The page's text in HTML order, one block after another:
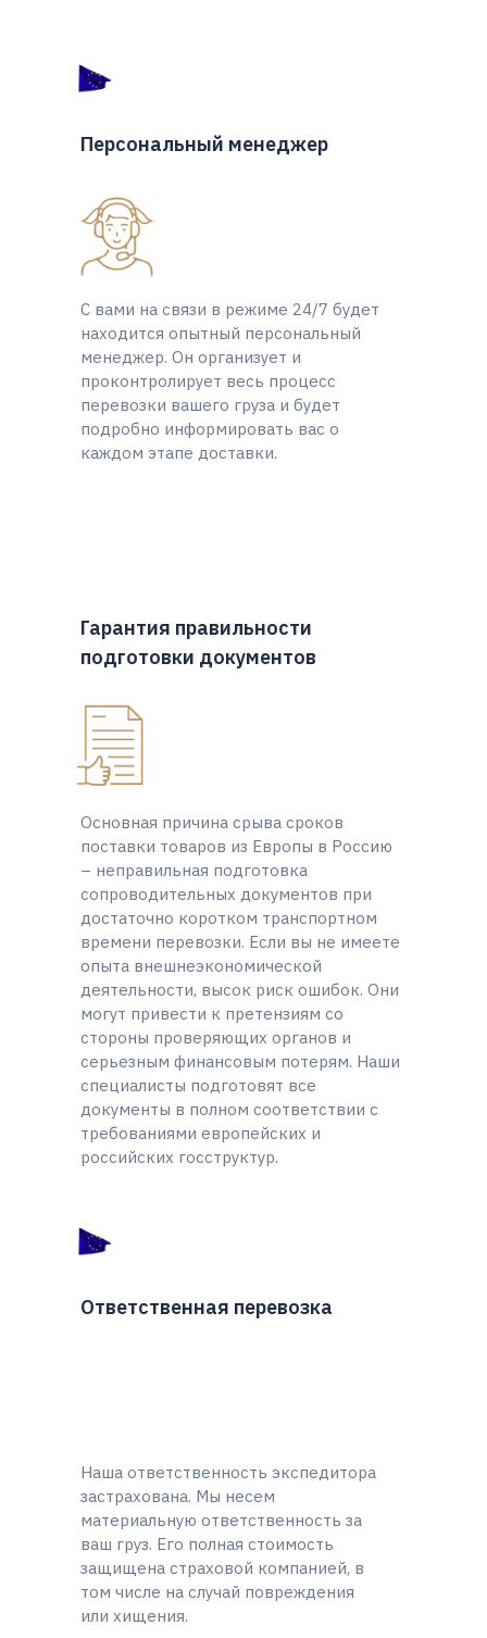
С вами на связи в режиме 24/7 будет
находится опытный персональный
менеджер. Он организует и
проконтролирует весь процесс
перевозки вашего груза и будет
подробно информировать вас о
каждом этапе доставки.
Персональный менеджер
Основная причина срыва сроков
поставки товаров из Европы в Россию
– неправильная подготовка
сопроводительных документов при
достаточно коротком транспортном
времени перевозки. Если вы не имеете
опыта внешнеэкономической
деятельности, высок риск ошибок. Они
могут привести к претензиям со
стороны проверяющих органов и
серьезным финансовым потерям. Наши
специалисты подготовят все
документы в полном соответствии с
требованиями европейских и
российских госструктур.
Гарантия правильности
подготовки документов
Наша ответственность экспедитора
застрахована. Мы несем
материальную ответственность за
ваш груз. Его полная стоимость
защищена страховой компанией, в
том числе на случай повреждения
или хищения.
Ответственная перевозка